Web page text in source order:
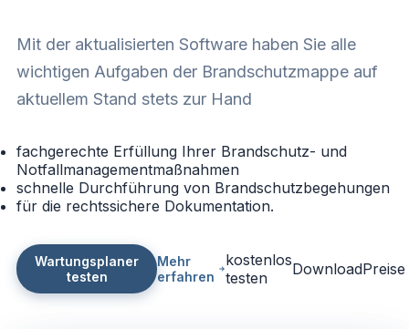
Mit der aktualisierten Software haben Sie alle
wichtigen Aufgaben der Brandschutzmappe auf
aktuellem Stand stets zur Hand
fachgerechte Erfüllung Ihrer Brandschutz- und
Notfallmanagementmaßnahmen
schnelle Durchführung von Brandschutzbegehungen
für die rechtssichere Dokumentation.
Wartungsplaner
testen
Mehr
erfahren
kostenlos
testen
DownloadPreise